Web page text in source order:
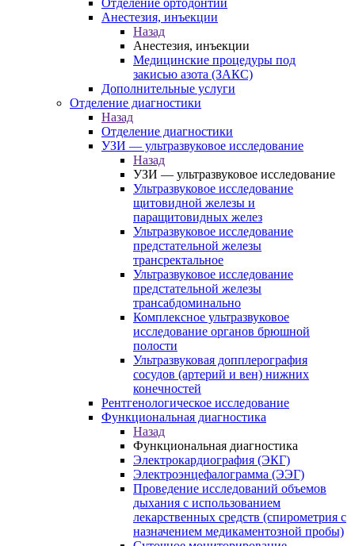
Отделение ортодонтии
Анестезия, инъекции
Назад
Анестезия, инъекции
Медицинские процедуры под
закисью азота (ЗАКС)
Дополнительные услуги
Отделение диагностики
Назад
Отделение диагностики
УЗИ — ультразвуковое исследование
Назад
УЗИ — ультразвуковое исследование
Ультразвуковое исследование
щитовидной железы и
паращитовидных желез
Ультразвуковое исследование
предстательной железы
трансректальное
Ультразвуковое исследование
предстательной железы
трансабдоминально
Комплексное ультразвуковое
исследование органов брюшной
полости
Ультразвуковая допплерография
сосудов (артерий и вен) нижних
конечностей
Рентгенологическое исследование
Функциональная диагностика
Назад
Функциональная диагностика
Электрокардиография (ЭКГ)
Электроэнцефалограмма (ЭЭГ)
Проведение исследований объемов
дыхания с использованием
лекарственных средств (спирометрия с
назначением медикаментозной пробы)